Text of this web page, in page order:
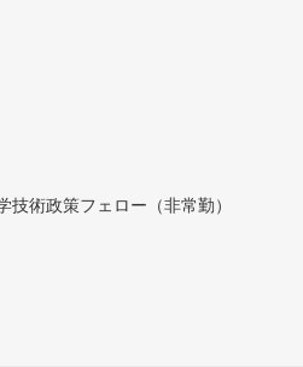
術政策フェロー（非常勤）